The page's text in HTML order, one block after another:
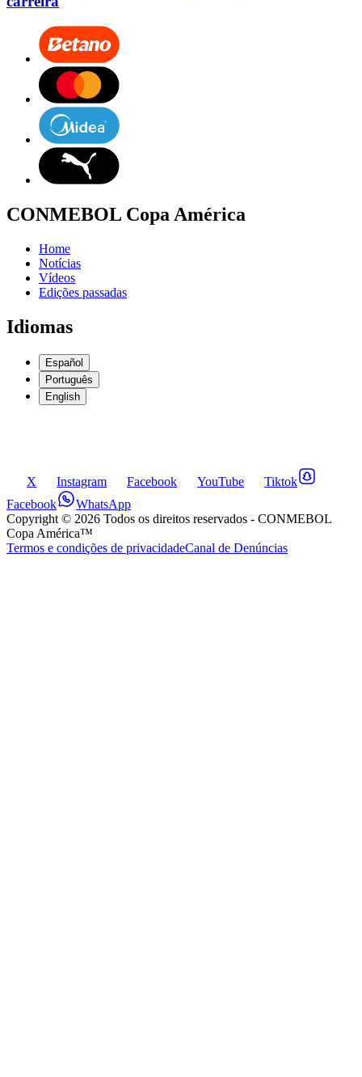
CONMEBOL Copa América
Home
Notícias
Vídeos
Edições passadas
Idiomas
Español
Português
English
X Instagram Facebook YouTube
Tiktok
Facebook
WhatsApp
Copyright © 2026 Todos os direitos reservados - CONMEBOL
Copa América™
Termos e condições de privacidadeCanal de Denúncias